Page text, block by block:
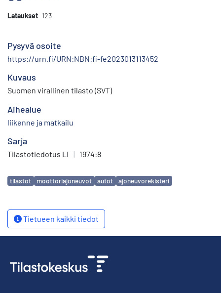
Lataukset 123
Pysyvä osoite
https://urn.fi/URN:NBN:fi-fe2023013113452
Kuvaus
Suomen virallinen tilasto (SVT)
Aihealue
liikenne ja matkailu
Sarja
Tilastotiedotus LI | 1974:8
Avainsanat
tilastot moottoriajoneuvot autot ajoneuvorekisteri
Tietueen kaikki tiedot